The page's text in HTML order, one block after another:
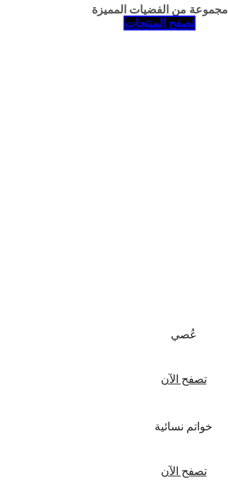
مجموعة من الفضيات المميزة
تصفح المنتجات
عُصي
تصفح الآن
خواتم نسائية
تصفح الآن